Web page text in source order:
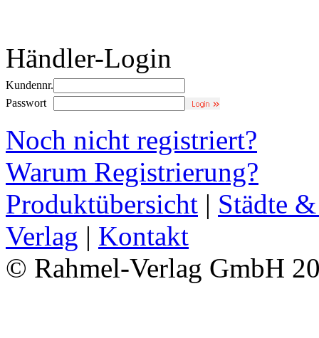
Händler-Login
Kundennr.
Passwort
Noch nicht registriert?
Warum Registrierung?
Produktübersicht | Städte
Verlag | Kontakt
© Rahmel-Verlag GmbH